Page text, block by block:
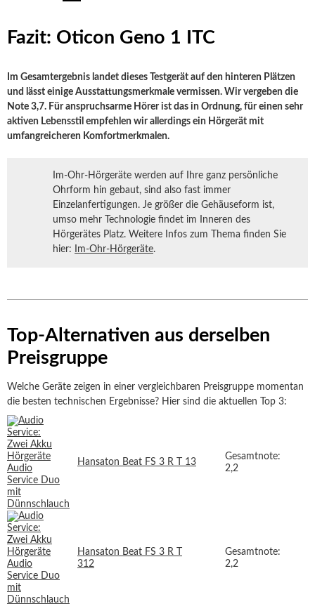
Fazit: Oticon Geno 1 ITC
Im Gesamtergebnis landet dieses Testgerät auf den hinteren Plätzen
und lässt einige Ausstattungsmerkmale vermissen. Wir vergeben die
Note 3,7. Für anspruchsarme Hörer ist das in Ordnung, für einen sehr
aktiven Lebensstil empfehlen wir allerdings ein Hörgerät mit
umfangreicheren Komfortmerkmalen.
Im-Ohr-Hörgeräte werden auf Ihre ganz persönliche
Ohrform hin gebaut, sind also fast immer
Einzelanfertigungen. Je größer die Gehäuseform ist,
umso mehr Technologie findet im Inneren des
Hörgerätes Platz. Weitere Infos zum Thema finden Sie
hier:
Im-Ohr-Hörgeräte.
Top-Alternativen aus derselben
Preisgruppe
Welche Geräte zeigen in einer vergleichbaren Preisgruppe momentan
die besten technischen Ergebnisse? Hier sind die aktuellen Top 3:
Hansaton Beat FS 3 R T 13
Gesamtnote:
2,2
Hansaton Beat FS 3 R T
312
Gesamtnote:
2,2